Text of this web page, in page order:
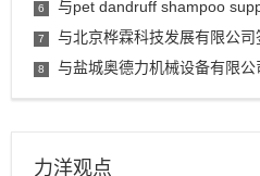
6 与pet dandruff shampoo
7 与北京桦霖科技发展有限公
8 与盐城奥德力机械设备有限
力洋观点